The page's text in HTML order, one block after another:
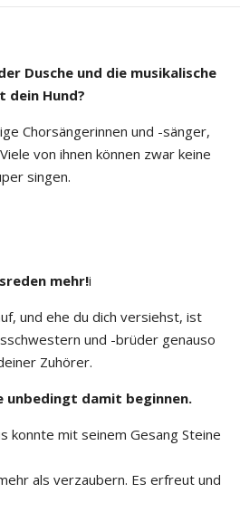
Dusche und die musikalische
dein Hund?
Chorsängerinnen und -sänger,
von ihnen können zwar keine
singen.
mehr!i
und ehe du dich versiehst, ist
und -brüder genauso
Zuhörer.
damit beginnen.
konnte mit seinem Gesang Steine
als verzaubern. Es erfreut und